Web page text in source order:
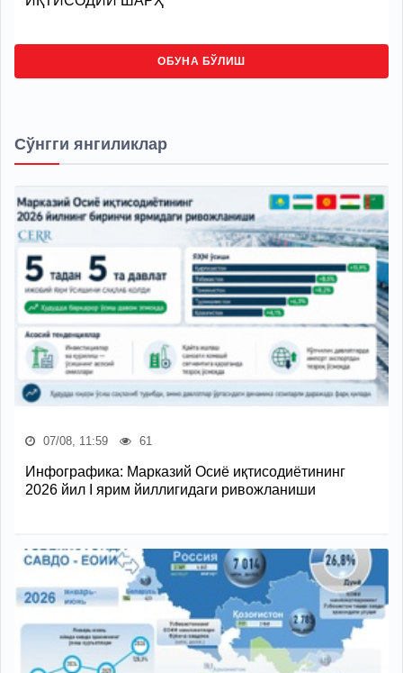
ОБУНА БЎЛИШ
Сўнгги янгиликлар
07/08, 11:59 61
Инфографика: Марказий Осиё иқтисодиётининг
2026 йил I ярим йиллигидаги ривожланиши